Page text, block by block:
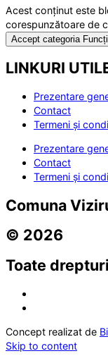
Acest conținut este
corespunzătoare de
Accept categoria
LINKURI
Prezentare
Contact
Termeni și
Prezentare
Contact
Termeni și
Comuna
© 2026
Toate
Concept realizat de
Skip to content